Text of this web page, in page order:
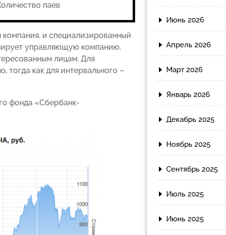
паев
и специализированный
управляющую компанию.
лицам. Для
тогда как для интервального –
фонда «Сбербанк-
Июнь 2026
Апрель 2026
Март 2026
Январь 2026
Декабрь 2025
Ноябрь 2025
Сентябрь 2025
Июль 2025
Июнь 2025